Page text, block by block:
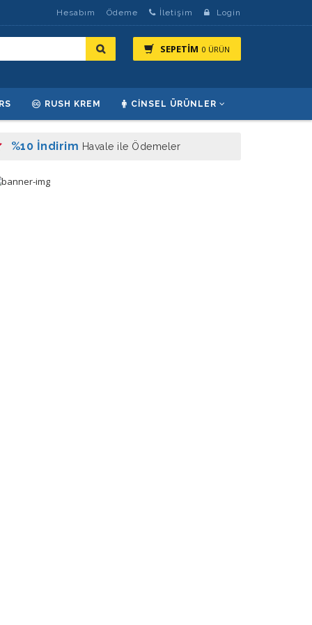
Hesabım Ödeme İletişim Login
SEPETİM 0 ÜRÜN
RUSH KREM CINSEL ÜRÜNLER
%10 İndirim Havale ile Ödemeler